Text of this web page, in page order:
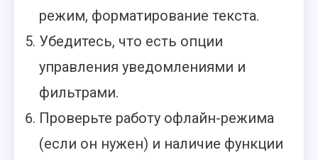
режим, форматирование текста.
Убедитесь, что есть опции
управления уведомлениями и
фильтрами.
Проверьте работу офлайн-режима
(если он нужен) и наличие функции